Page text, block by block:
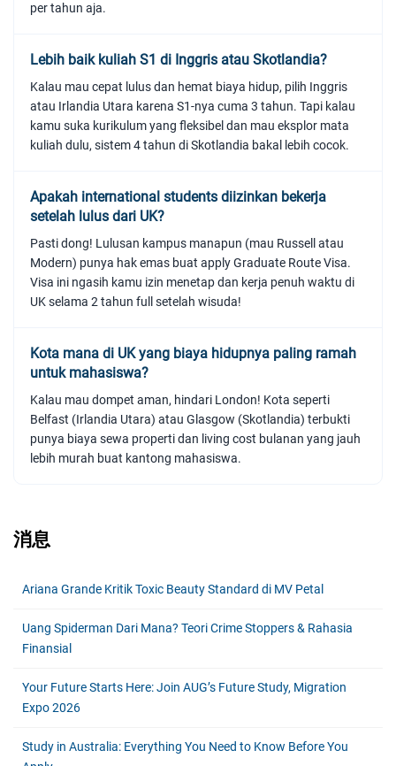
per tahun aja.
Lebih baik kuliah S1 di Inggris atau Skotlandia?
Kalau mau cepat lulus dan hemat biaya hidup, pilih Inggris
atau Irlandia Utara karena S1-nya cuma 3 tahun. Tapi kalau
kamu suka kurikulum yang fleksibel dan mau eksplor mata
kuliah dulu, sistem 4 tahun di Skotlandia bakal lebih cocok.
Apakah international students diizinkan bekerja
setelah lulus dari UK?
Pasti dong! Lulusan kampus manapun (mau Russell atau
Modern) punya hak emas buat apply Graduate Route Visa.
Visa ini ngasih kamu izin menetap dan kerja penuh waktu di
UK selama 2 tahun full setelah wisuda!
Kota mana di UK yang biaya hidupnya paling ramah
untuk mahasiswa?
Kalau mau dompet aman, hindari London! Kota seperti
Belfast (Irlandia Utara) atau Glasgow (Skotlandia) terbukti
punya biaya sewa properti dan living cost bulanan yang jauh
lebih murah buat kantong mahasiswa.
消息
Ariana Grande Kritik Toxic Beauty Standard di MV Petal
Uang Spiderman Dari Mana? Teori Crime Stoppers & Rahasia
Finansial
Your Future Starts Here: Join AUG’s Future Study, Migration
Expo 2026
Study in Australia: Everything You Need to Know Before You